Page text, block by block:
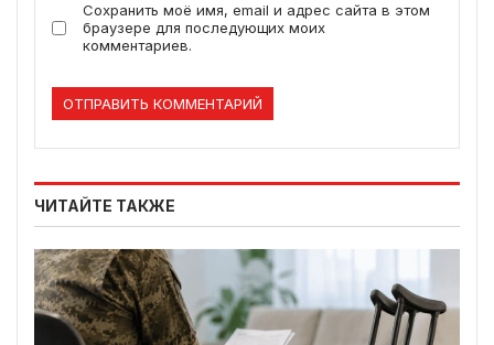
Сохранить моё имя, email и адрес сайта в этом
браузере для последующих моих
комментариев.
ЧИТАЙТЕ ТАКЖЕ